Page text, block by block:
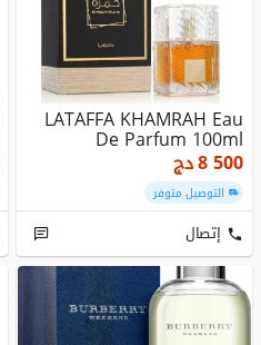
LATAFFA KHAMRAH Eau
De Parfum 100ml
8 500دج
التوصيل متوفر
إتصال